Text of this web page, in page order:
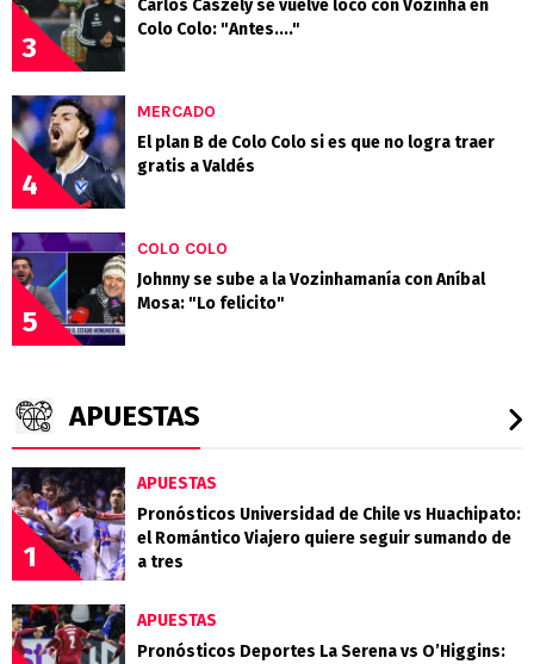
3
Carlos Caszely se vuelve loco con Vozinha en
Colo Colo: "Antes...."
4
MERCADO
El plan B de Colo Colo si es que no logra traer
gratis a Valdés
5
COLO COLO
Johnny se sube a la Vozinhamanía con Aníbal
Mosa: "Lo felicito"
APUESTAS
1
APUESTAS
Pronósticos Universidad de Chile vs Huachipato:
el Romántico Viajero quiere seguir sumando de
a tres
APUESTAS
Pronósticos Deportes La Serena vs O’Higgins: